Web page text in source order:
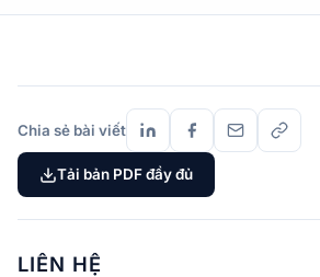
Chia sẻ bài viết
Tải bản PDF đầy đủ
LIÊN HỆ